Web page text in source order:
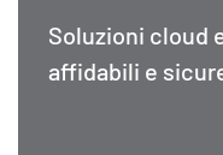
Soluzioni cloud
affidabili e